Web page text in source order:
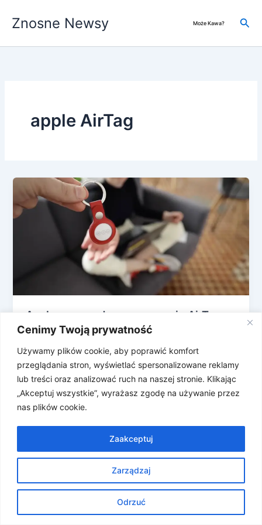
Cenimy Twoją prywatność
Używamy plików cookie, aby poprawić komfort
przeglądania stron, wyświetlać spersonalizowane reklamy
lub treści oraz analizować ruch na naszej stronie. Klikając
„Akceptuj wszystkie”, wyrażasz zgodę na używanie przez
nas plików cookie.
Zarządzaj
Odrzuć
Zaakceptuj
Znosne Newsy Może Kawa?
apple AirTag
Apple wprowadza nową wersję AirTaga
Apple ogłosił nową generację swojego lokalizatora
AirTag. W porównaniu do poprzedniej, nowa wersja
ma mieć znaczące ulepszenia w zakresie
lokalizowania […]
Prawa autorskie © 2026 Znosne Newsy | Obsługiwane przez
Motyw Astra WordPress